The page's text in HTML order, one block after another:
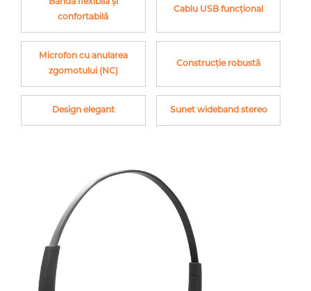
Bandă flexibilă și
confortabilă
Cablu USB funcțional
Microfon cu anularea
zgomotului (NC)
Construcție robustă
Design elegant Sunet wideband stereo